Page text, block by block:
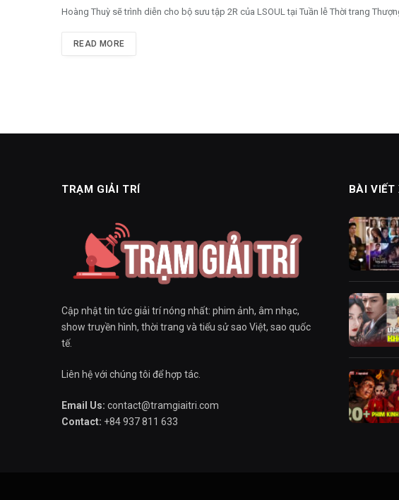
Hoàng Thuỳ sẽ trình diễn cho bộ sưu tập 2R của LSOUL tại Tuần lễ Thời trang
READ MORE
TRẠM GIẢI TRÍ
Cập nhật tin tức giải trí nóng nhất: phim ảnh, âm nhạc,
show truyền hình, thời trang và tiểu sử sao Việt, sao quốc
tế.
Liên hệ với chúng tôi để hợp tác.
Email Us: contact@tramgiaitri.com
Contact: +84 937 811 633
BÀI VIẾT